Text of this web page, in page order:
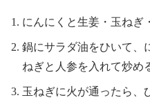
にんにくと生姜・玉ねぎ
鍋にサラダ油をひいて、
ねぎと人参を入れて炒め
玉ねぎに火が通ったら、